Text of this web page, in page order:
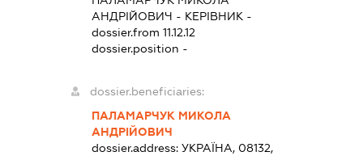
АНДРІЙОВИЧ - КЕРІВНИК -
dossier.from 11.12.12
dossier.position -
dossier.beneficiaries:
ПАЛАМАРЧУК МИКОЛА
АНДРІЙОВИЧ
dossier.address:УКРАЇНА, 08132,